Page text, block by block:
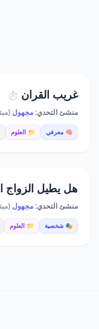
غريب القران ⏱️
منشئ التحدي:مجهول
🧠 معرفي 📁 العلوم
هل يطيل الزواج
منشئ التحدي:مجهول
🎭 شخصية 📁 العلوم